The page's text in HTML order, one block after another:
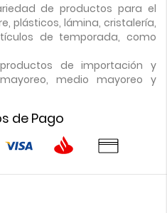
de productos para el
plásticos, lámina, cristalería,
de temporada, como
de importación y
medio mayoreo y
de Pago